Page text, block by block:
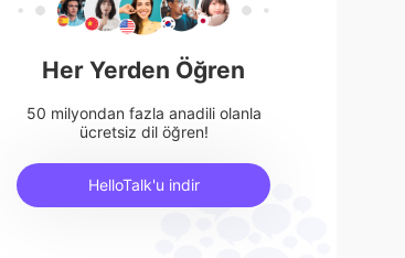
Her Yerden Öğren
50 milyondan fazla anadili olanla
ücretsiz dil öğren!
HelloTalk'u indir